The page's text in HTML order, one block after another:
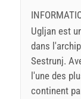
Ugljan est
dans
Sestrunj.
l'une des
continent